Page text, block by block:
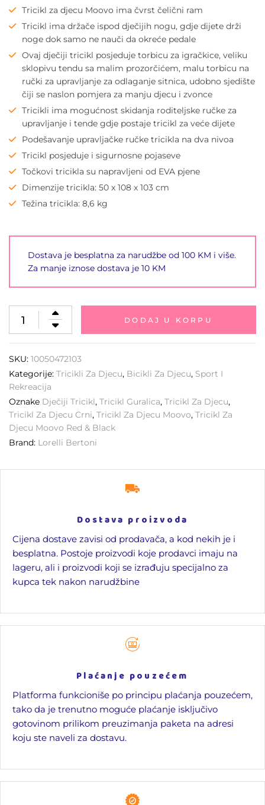
Tricikl za djecu Moovo ima čvrst čelični ram
Tricikl ima držače ispod dječijih nogu, gdje dijete drži
noge dok samo ne nauči da okreće pedale
Ovaj dječiji tricikl posjeduje torbicu za igračkice, veliku
sklopivu tendu sa malim prozorčićem, malu torbicu na
ručki za upravljanje za odlaganje sitnica, udobno sjedište
čiji se naslon pomjera za manju djecu i zvonce
Tricikli ima mogućnost skidanja roditeljske ručke za
upravljanje i tende gdje postaje tricikl za veće dijete
Podešavanje upravljačke ručke tricikla na dva nivoa
Tricikl posjeduje i sigurnosne pojaseve
Točkovi tricikla su napravljeni od EVA pjene
Dimenzije tricikla: 50 x 108 x 103 cm
Težina tricikla: 8,6 kg
Dostava je besplatna za narudžbe od 100 KM i više.
Za manje iznose dostava je 10 KM
DODAJ U KORPU
SKU: 10050472103
Kategorije: Tricikli Za Djecu, Bicikli Za Djecu, Sport I
Rekreacija
Oznake Dječiji Tricikl, Tricikl Guralica, Tricikl Za Djecu,
Tricikl Za Djecu Crni, Tricikl Za Djecu Moovo, Tricikl Za
Djecu Moovo Red & Black
Brand: Lorelli Bertoni
Dostava proizvoda
Cijena dostave zavisi od prodavača, a kod nekih je i
besplatna. Postoje proizvodi koje prodavci imaju na
lageru, ali i proizvodi koji se izrađuju specijalno za
kupca tek nakon narudžbine
Plaćanje pouzećem
Platforma funkcioniše po principu plaćanja pouzećem,
tako da je trenutno moguće plaćanje isključivo
gotovinom prilikom preuzimanja paketa na adresi
koju ste naveli za dostavu.